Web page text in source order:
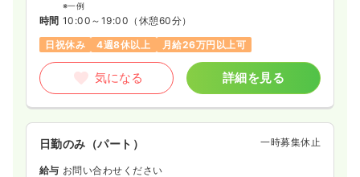
※一例
時間 10:00～19:00 （休憩60分）
日祝休み
4週8休以上 月給26万円以上可
気になる 詳細を見る
日勤のみ（パート） 一時募集休止
給与 お問い合わせください